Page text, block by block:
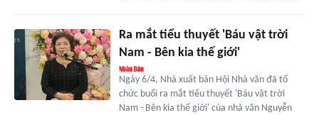
Ra mắt tiểu thuyết 'Báu vật trời
Nam - Bên kia thế giới'
Ngày 6/4, Nhà xuất bản Hội Nhà văn đã tổ
chức buổi ra mắt tiểu thuyết 'Báu vật trời
Nam - Bên kia thế giới' của nhà văn Nguyễn